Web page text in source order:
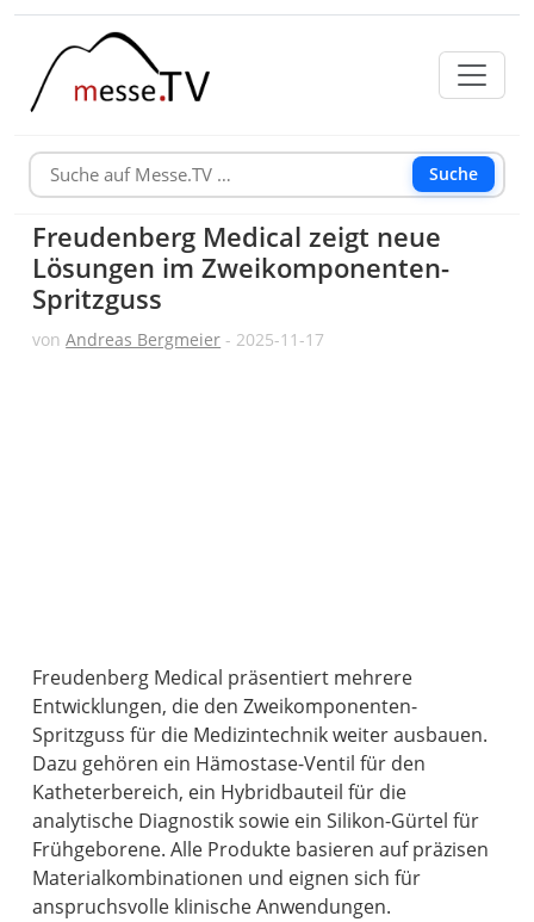
Suche
Freudenberg Medical zeigt neue
Lösungen im Zweikomponenten-
Spritzguss
vonAndreas Bergmeier - 2025-11-17
Freudenberg Medical präsentiert mehrere
Entwicklungen, die den Zweikomponenten-
Spritzguss für die Medizintechnik weiter ausbauen.
Dazu gehören ein Hämostase-Ventil für den
Katheterbereich, ein Hybridbauteil für die
analytische Diagnostik sowie ein Silikon-Gürtel für
Frühgeborene. Alle Produkte basieren auf präzisen
Materialkombinationen und eignen sich für
anspruchsvolle klinische Anwendungen.